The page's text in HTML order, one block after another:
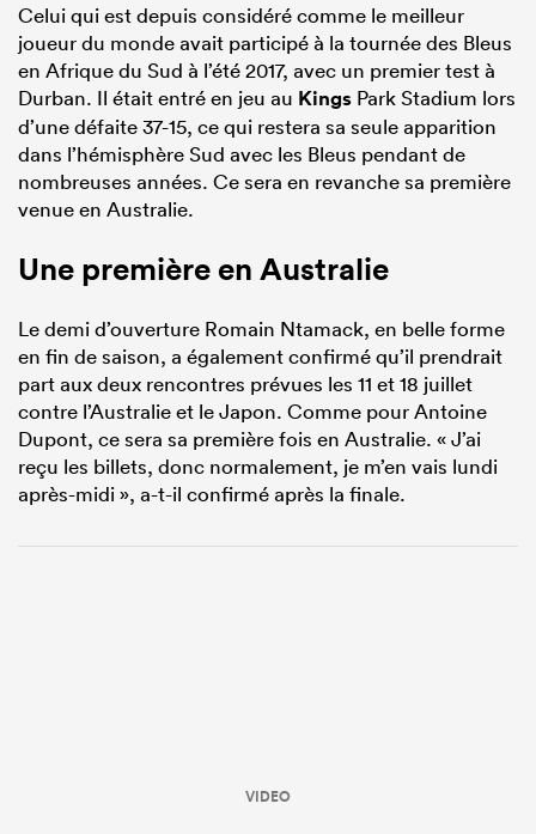
Celui qui est depuis considéré comme le meilleur
joueur du monde avait participé à la tournée des Bleus
en Afrique du Sud à l’été 2017, avec un premier test à
Durban. Il était entré en jeu au Kings Park Stadium lors
d’une défaite 37-15, ce qui restera sa seule apparition
dans l’hémisphère Sud avec les Bleus pendant de
nombreuses années. Ce sera en revanche sa première
venue en Australie.
Une première en Australie
Le demi d’ouverture Romain Ntamack, en belle forme
en fin de saison, a également confirmé qu’il prendrait
part aux deux rencontres prévues les 11 et 18 juillet
contre l’Australie et le Japon. Comme pour Antoine
Dupont, ce sera sa première fois en Australie. « J’ai
reçu les billets, donc normalement, je m’en vais lundi
après-midi », a-t-il confirmé après la finale.
VIDEO